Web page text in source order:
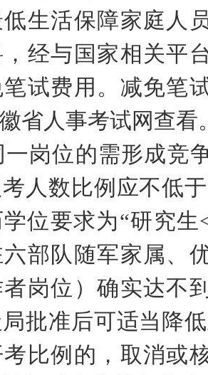
生活保障家庭人
经与国家相关平
试费用。减免笔
省人事考试网查看
一岗位的需形成竞
人数 比例应不低于
学位要求为“研究生
部队 随军家属、
岗位 ）确实达不
批准后可适当降
比例的，取消或